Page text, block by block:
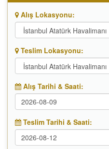
Alış Lokasyonu:
Teslim Lokasyonu:
Alış Tarihi & Saati:
Teslim Tarihi & Saati: